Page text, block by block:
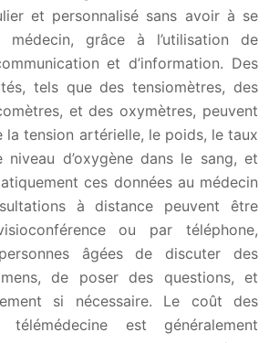
et personnalisé sans avoir à se
grâce à l’utilisation de
et d’information. Des
tels que des tensiomètres, des
et des oxymètres, peuvent
la tension artérielle, le poids, le taux
d’oxygène dans le sang, et
ces données au médecin
à distance peuvent être
ou par téléphone,
âgées de discuter des
de poser des questions, et
si nécessaire. Le coût des
télémédecine est généralement